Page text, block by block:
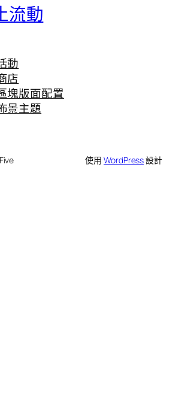
流動
動
店
塊版面配置
景主題
使用WordPress設計